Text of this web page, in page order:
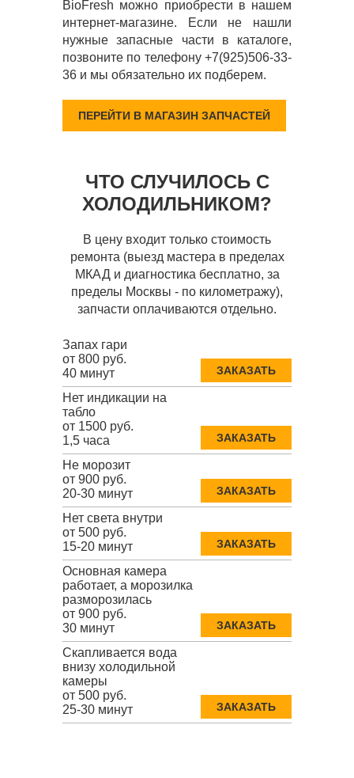
BioFresh можно приобрести в нашем
интернет-магазине. Если не нашли
нужные запасные части в каталоге,
позвоните по телефону +7(925)506-33-
36 и мы обязательно их подберем.
ПЕРЕЙТИ В МАГАЗИН ЗАПЧАСТЕЙ
ЧТО СЛУЧИЛОСЬ С
ХОЛОДИЛЬНИКОМ?
В цену входит только стоимость
ремонта (выезд мастера в пределах
МКАД и диагностика бесплатно, за
пределы Москвы - по километражу),
запчасти оплачиваются отдельно.
Запах гари
от 800 руб.
40 минут
ЗАКАЗАТЬ
Нет индикации на
табло
от 1500 руб.
1,5 часа
ЗАКАЗАТЬ
Не морозит
от 900 руб.
20-30 минут
ЗАКАЗАТЬ
Нет света внутри
от 500 руб.
15-20 минут
ЗАКАЗАТЬ
Основная камера
работает, а морозилка
разморозилась
от 900 руб.
30 минут
ЗАКАЗАТЬ
Скапливается вода
внизу холодильной
камеры
от 500 руб.
25-30 минут
ЗАКАЗАТЬ